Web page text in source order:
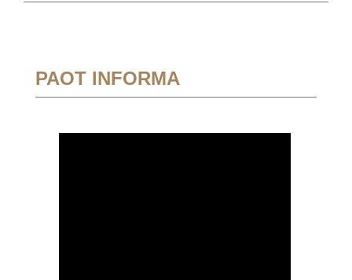
PAOT INFORMA